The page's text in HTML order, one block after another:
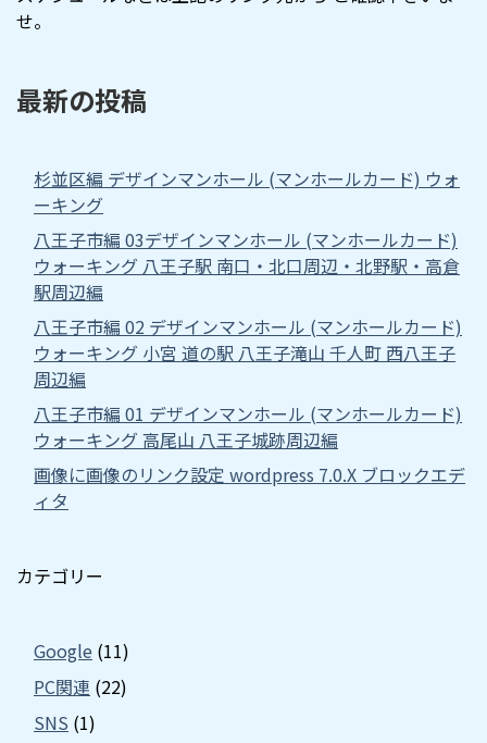
せ。
最新の投稿
杉並区編 デザインマンホール (マンホールカード) ウォ
ーキング
八王子市編 03デザインマンホール (マンホールカード)
ウォーキング 八王子駅 南口・北口周辺・北野駅・高倉
駅周辺編
八王子市編 02 デザインマンホール (マンホールカード)
ウォーキング 小宮 道の駅 八王子滝山 千人町 西八王子
周辺編
八王子市編 01 デザインマンホール (マンホールカード)
ウォーキング 高尾山 八王子城跡周辺編
画像に画像のリンク設定 wordpress 7.0.X ブロックエデ
ィタ
カテゴリー
Google (11)
PC関連 (22)
SNS (1)